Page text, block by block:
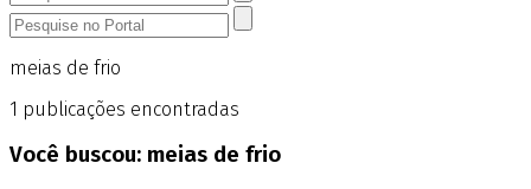
meias de frio
1 publicações encontradas
Você buscou: meias de frio